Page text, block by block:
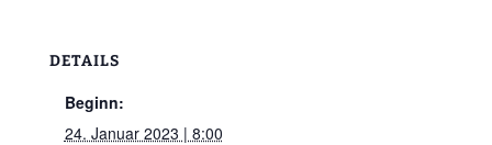
DETAILS
Beginn:
24. Januar 2023 | 8:00